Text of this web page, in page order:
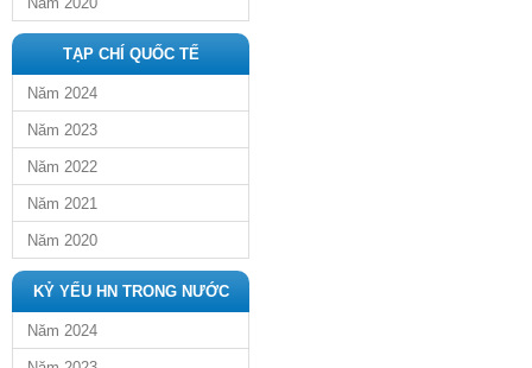
TẠP CHÍ QUỐC TẾ
Năm 2024
Năm 2023
Năm 2022
Năm 2021
Năm 2020
KỶ YẾU HN TRONG NƯỚC
Năm 2024